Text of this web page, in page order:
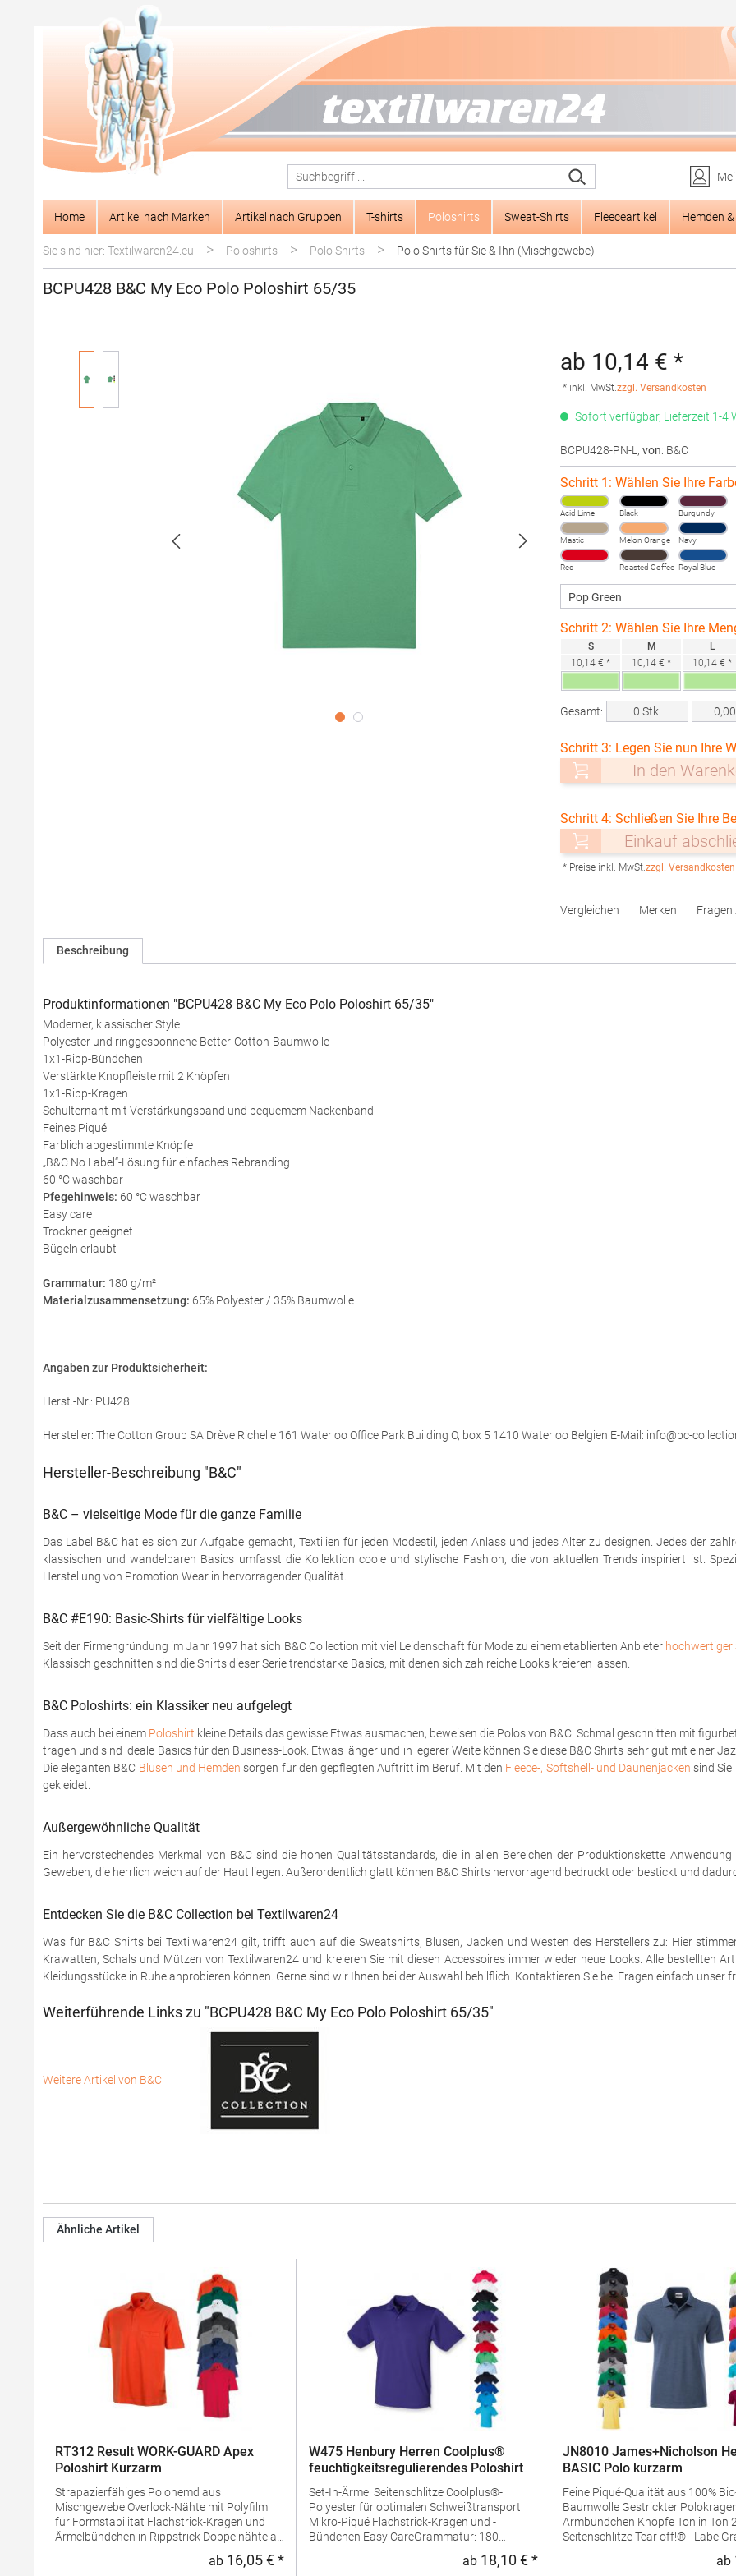
Zur Hauptnavigation springen
Home Artikel nach Marken Artikel nach Gruppen T-shirts Poloshirts Sweat-Shirts Fleeceartikel Hemden
Sie sind hier: Textilwaren24.eu > Poloshirts > Polo Shirts > Polo Shirts für Sie & Ihn (Mischgewebe)
BCPU428 B&C My Eco Polo Poloshirt 65/35
ab 10,14 € *
* inkl. MwSt.zzgl. Versandkosten
Sofort verfügbar, Lieferzeit 1-4
BCPU428-PN-L , von: B&C
Schritt 1: Wählen Sie Ihre
Acid Lime Black Burgundy
Mastic Melon Orange Navy
Red Roasted Coffee Royal Blue
Schritt 2: Wählen Sie Ihre
S
10,14 € *
M
10,14 € *
L
10,14 € *
Gesamt: 0 Stk.
Schritt 3: Legen Sie nun Ihre
In den
Schritt 4: Schließen Sie Ihre
Einkauf
* Preise inkl. MwSt.zzgl. Versandkosten
Vergleichen Merken Fragen
Beschreibung
Produktinformationen "BCPU428 B&C My Eco Polo Poloshirt 65/35"
Moderner, klassischer Style
Polyester und ringgesponnene Better-Cotton-Baumwolle
1x1-Ripp-Bündchen
Verstärkte Knopfleiste mit 2 Knöpfen
1x1-Ripp-Kragen
Schulternaht mit Verstärkungsband und bequemem Nackenband
Feines Piqué
Farblich abgestimmte Knöpfe
„B&C No Label“-Lösung für einfaches Rebranding
60 °C waschbar
Pfegehinweis: 60 °C waschbar
Easy care
Trockner geeignet
Bügeln erlaubt
Grammatur: 180 g/m²
Materialzusammensetzung: 65% Polyester / 35% Baumwolle
Angaben zur Produktsicherheit:
Herst.-Nr.: PU428
Hersteller: The Cotton Group SA Drève Richelle 161 Waterloo Office Park Building O, box 5 1410 Waterloo Belgien E-Mail: info@bc-
Hersteller-Beschreibung "B&C"
B&C – vielseitige Mode für die ganze Familie
Das Label B&C hat es sich zur Aufgabe gemacht, Textilien für jeden Modestil, jeden Anlass und jedes Alter zu designen. Jedes der
klassischen und wandelbaren Basics umfasst die Kollektion coole und stylische Fashion, die von aktuellen Trends inspiriert ist.
Herstellung von Promotion Wear in hervorragender Qualität.
B&C #E190: Basic-Shirts für vielfältige Looks
Seit der Firmengründung im Jahr 1997 hat sich B&C Collection mit viel Leidenschaft für Mode zu einem etablierten Anbieter hochwertiger
Klassisch geschnitten sind die Shirts dieser Serie trendstarke Basics, mit denen sich zahlreiche Looks kreieren lassen.
B&C Poloshirts: ein Klassiker neu aufgelegt
Dass auch bei einem Poloshirt kleine Details das gewisse Etwas ausmachen, beweisen die Polos von B&C. Schmal geschnitten mit
tragen und sind ideale Basics für den Business-Look. Etwas länger und in legerer Weite können Sie diese B&C Shirts sehr gut mit einer
Die eleganten B&C Blusen und Hemden sorgen für den gepflegten Auftritt im Beruf. Mit den Fleece-, Softshell- und Daunenjacken sind
gekleidet.
Außergewöhnliche Qualität
Ein hervorstechendes Merkmal von B&C sind die hohen Qualitätsstandards, die in allen Bereichen der Produktionskette
Geweben, die herrlich weich auf der Haut liegen. Außerordentlich glatt können B&C Shirts hervorragend bedruckt oder bestickt und
Entdecken Sie die B&C Collection bei Textilwaren24
Was für B&C Shirts bei Textilwaren24 gilt, trifft auch auf die Sweatshirts, Blusen, Jacken und Westen des Herstellers zu: Hier
Krawatten, Schals und Mützen von Textilwaren24 und kreieren Sie mit diesen Accessoires immer wieder neue Looks. Alle bestellten
Kleidungsstücke in Ruhe anprobieren können. Gerne sind wir Ihnen bei der Auswahl behilflich. Kontaktieren Sie bei Fragen einfach unser
Weiterführende Links zu "BCPU428 B&C My Eco Polo Poloshirt 65/35"
Weitere Artikel von B&C
Ähnliche Artikel
RT312 Result WORK-GUARD Apex
Poloshirt Kurzarm
Strapazierfähiges Polohemd aus
Mischgewebe Overlock-Nähte mit Polyfilm
für Formstabilität Flachstrick-Kragen und
Ärmelbündchen in Rippstrick Doppelnähte an
Regulärer Preis:
ab 16,05 € *
W475 Henbury Herren Coolplus®
feuchtigkeitsregulierendes Poloshirt
Set-In-Ärmel Seitenschlitze Coolplus®-
Polyester für optimalen Schweißtransport
Mikro-Piqué Flachstrick-Kragen und -
Bündchen Easy CareGrammatur: 180
Regulärer Preis:
ab 18,10 € *
JN8010 James+Nicholson
BASIC Polo kurzarm
Feine Piqué-Qualität aus 100%
Baumwolle Gestrickter Polokragen und
Armbündchen Knöpfe Ton in Ton 2 Knöpfe
Seitenschlitze Tear off!® - LabelGrammatur:
ab